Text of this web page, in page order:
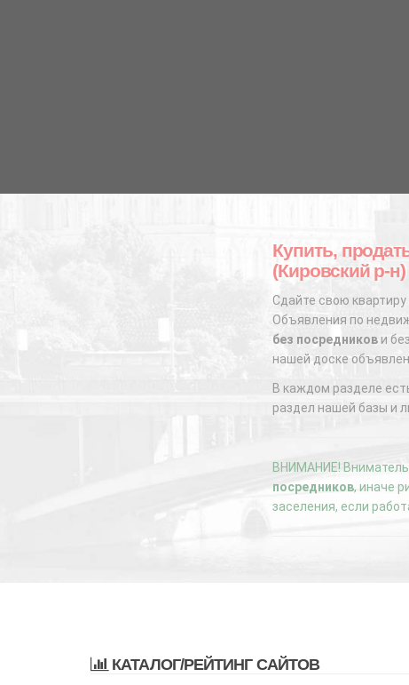
Купить,
(Кировский р-
Сдайте свою квартиру
Объявления по
без посредникови
нашей доске
В каждом разделе
раздел нашей базы и
ВНИМАНИЕ!
посредников, иначе
заселения, если
КАТАЛОГ/РЕЙТИНГ САЙТОВ